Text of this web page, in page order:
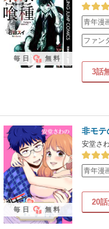
青年漫
ファン
3話
毎日 無料
非モテ
安堂さ
青年漫
20
毎日 無料